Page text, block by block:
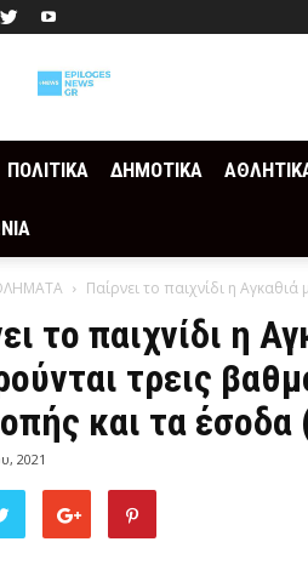
ΠΟΛΙΤΙΚΑ ΔΗΜΟΤΙΚΑ
Παίρνει το παιχνίδι η
το παιχνίδι η
τρεις
και τα
2021